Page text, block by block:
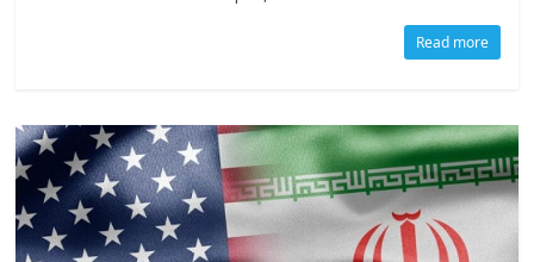
Read more